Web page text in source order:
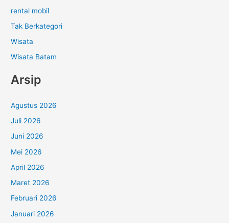
rental mobil
Tak Berkategori
Wisata
Wisata Batam
Arsip
Agustus 2026
Juli 2026
Juni 2026
Mei 2026
April 2026
Maret 2026
Februari 2026
Januari 2026